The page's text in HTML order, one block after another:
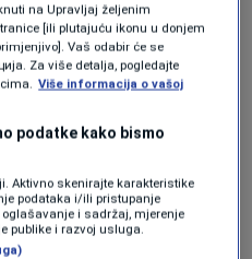
jedna djevojka je
u trenutku
ali
u samom
na Upravljaj željenim
[ili plutajuću ikonu u donjem
Vaš odabir će se
Za više detalja, pogledajte
Više informacija o vašoj
podatke kako bismo
Aktivno skenirajte karakteristike
podataka i/ili pristupanje
i sadržaj, mjerenje
publike i razvoj usluga.